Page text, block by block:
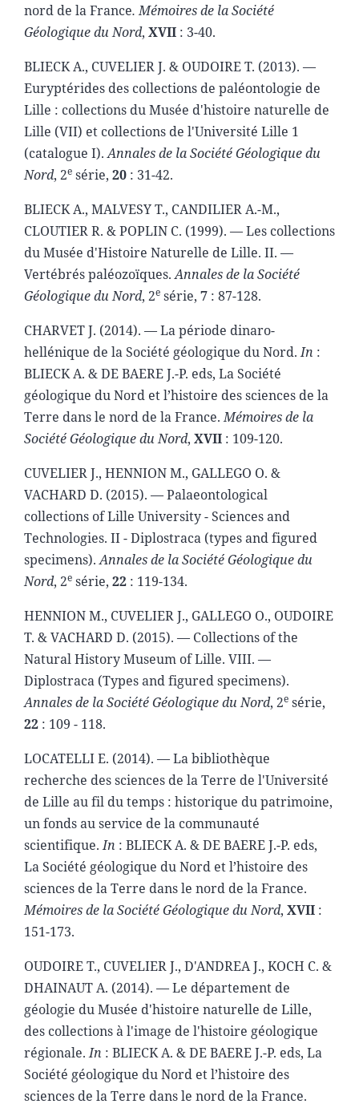
nord de la France. Mémoires de la Société
Géologique du Nord, XVII : 3-40.
BLIECK A., CUVELIER J. & OUDOIRE T. (2013). —
Euryptérides des collections de paléontologie de
Lille : collections du Musée d'histoire naturelle de
Lille (VII) et collections de l'Université Lille 1
(catalogue I).Annales de la Société Géologique du
Nord, 2e série, 20 : 31-42.
BLIECK A., MALVESY T., CANDILIER A.-M.,
CLOUTIER R. & POPLIN C. (1999). — Les collections
du Musée d'Histoire Naturelle de Lille. II. —
Vertébrés paléozoïques.Annales de la Société
Géologique du Nord, 2e série, 7 : 87-128.
CHARVET J. (2014). — La période dinaro-
hellénique de la Société géologique du Nord.In :
BLIECK A. & DE BAERE J.-P. eds, La Société
géologique du Nord et l’histoire des sciences de la
Terre dans le nord de la France.Mémoires de la
Société Géologique du Nord, XVII : 109-120.
CUVELIER J., HENNION M., GALLEGO O. &
VACHARD D. (2015). — Palaeontological
collections of Lille University - Sciences and
Technologies. II - Diplostraca (types and figured
specimens).Annales de la Société Géologique du
Nord, 2e série, 22 : 119-134.
HENNION M., CUVELIER J., GALLEGO O., OUDOIRE
T. & VACHARD D. (2015). — Collections of the
Natural History Museum of Lille. VIII. —
Diplostraca (Types and figured specimens).
Annales de la Société Géologique du Nord, 2e série,
22 : 109 - 118.
LOCATELLI E. (2014). — La bibliothèque
recherche des sciences de la Terre de l'Université
de Lille au fil du temps : historique du patrimoine,
un fonds au service de la communauté
scientifique.In : BLIECK A. & DE BAERE J.-P. eds,
La Société géologique du Nord et l’histoire des
sciences de la Terre dans le nord de la France.
Mémoires de la Société Géologique du Nord, XVII :
151-173.
OUDOIRE T., CUVELIER J., D'ANDREA J., KOCH C. &
DHAINAUT A. (2014). — Le département de
géologie du Musée d'histoire naturelle de Lille,
des collections à l'image de l'histoire géologique
régionale.In : BLIECK A. & DE BAERE J.-P. eds, La
Société géologique du Nord et l’histoire des
sciences de la Terre dans le nord de la France.